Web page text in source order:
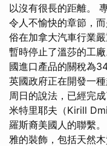
以沒有很長的距離。
令人不愉快的章節，
俗在加拿大汽車行業
暫時停止了溫莎的工
國進口產品的關稅為
英國政府正在開發一
周日的說法，已經完
米特里耶夫（Kirill
羅斯裔美國人的聯繫
雅的裝飾，包括天然